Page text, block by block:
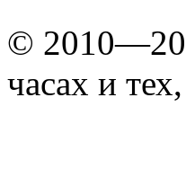
©
часах и